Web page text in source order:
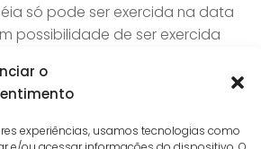
o
experiências, usamos tecnologias como
só pode ser exercida na data
possibilidade de ser exercida
(Call) In-The-Money (ITM)